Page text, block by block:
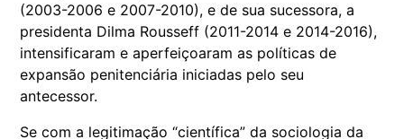
(2003-2006 e 2007-2010), e de sua sucessora, a
presidenta Dilma Rousseff (2011-2014 e 2014-2016),
intensificaram e aperfeiçoaram as políticas de
expansão penitenciária iniciadas pelo seu
antecessor.
Se com a legitimação “científica” da sociologia da